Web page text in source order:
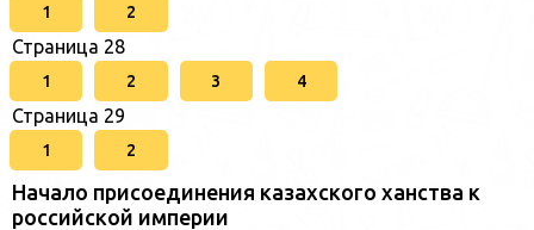
1 2
Страница 28
1 2 3 4
Страница 29
1 2
Начало присоединения казахского ханства к
российской империи